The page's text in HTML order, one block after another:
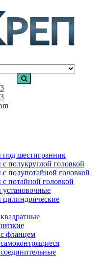
крепежа
шестигранник
полукруглой головкой
полупотайной головкой
потайной головкой
фланцем